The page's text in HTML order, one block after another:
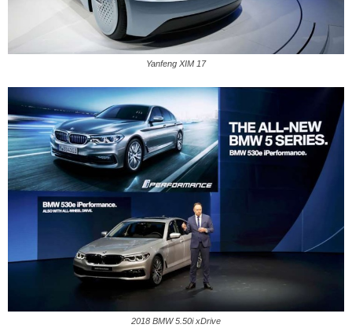
Yanfeng XIM 17
2018 BMW 5.50i xDrive